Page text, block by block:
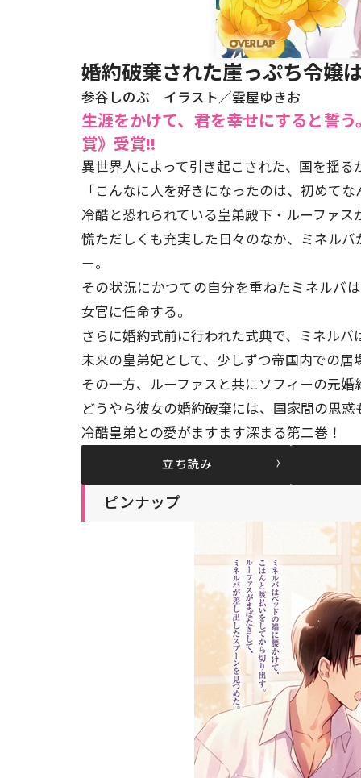
婚約破棄された崖っぷち令嬢
参谷しのぶ イラスト／雲屋ゆきお
生涯をかけて、君を幸せにすると誓
賞》受賞!!
異世界人によって引き起こされた、国を揺
「こんなに人を好きになったのは、初めてな
冷酷と恐れられている皇弟殿下・ルーファ
慌ただしくも充実した日々のなか、ミネルバ
ー。
その状況にかつての自分を重ねたミネルバ
女官に任命する。
さらに婚約式前に行われた式典で、ミネル
未来の皇弟妃として、少しずつ帝国内での居
その一方、ルーファスと共にソフィーの元婚
どうやら彼女の婚約破棄には、国家間の思
冷酷皇弟との愛がますます深まる第二巻！
立ち読み
ピンナップ